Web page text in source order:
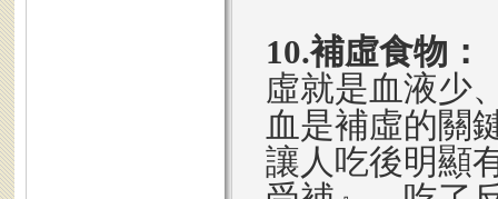
10.補虛食物：
虛就是血液少
血是補虛的關
讓人吃後明顯